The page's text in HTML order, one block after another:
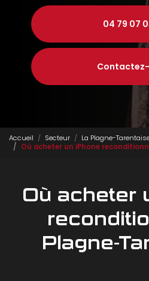
04 79 07
Accueil Secteur
La Plagne-
Où acheter un iPhone
Où acheter
Plagne-